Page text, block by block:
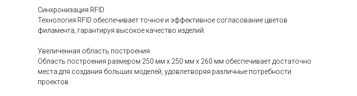
Синхронизация RFID
Технология RFID обеспечивает точное и эффективное согласование цветов
филамента, гарантируя высокое качество изделий.
Увеличенная область построения
Область построения размером 250 мм x 250 мм x 260 мм обеспечивает достаточно
места для создания больших моделей, удовлетворяя различные потребности
проектов.